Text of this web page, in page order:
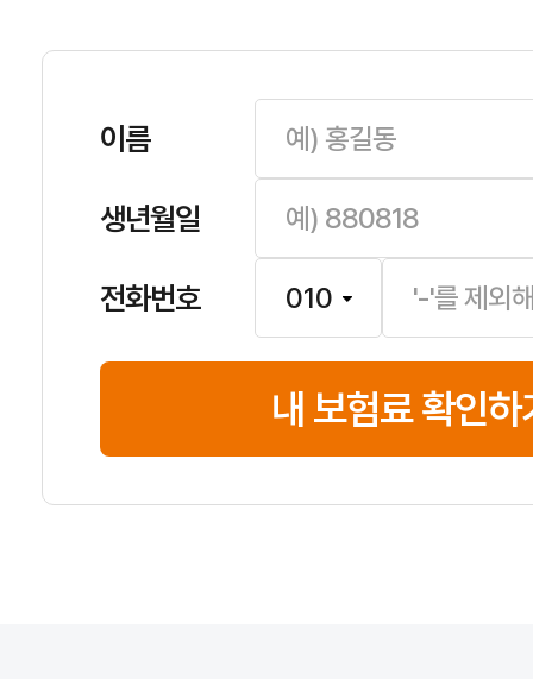
이름
생년월일
전화번호
내 보험료 확인하